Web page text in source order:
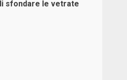
sfondare le vetrate